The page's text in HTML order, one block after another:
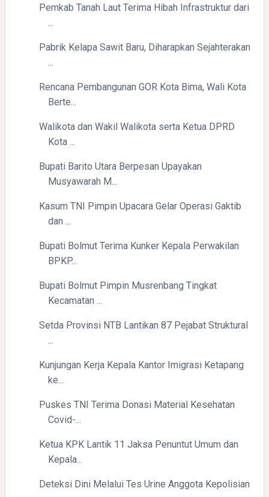
Pemkab Tanah Laut Terima Hibah Infrastruktur dari
Pabrik Kelapa Sawit Baru, Diharapkan Sejahterakan
Rencana Pembangunan GOR Kota Bima, Wali Kota
Berte...
Walikota dan Wakil Walikota serta Ketua DPRD
Kota ...
Bupati Barito Utara Berpesan Upayakan
Musyawarah M...
Kasum TNI Pimpin Upacara Gelar Operasi Gaktib
dan ...
Bupati Bolmut Terima Kunker Kepala Perwakilan
BPKP...
Bupati Bolmut Pimpin Musrenbang Tingkat
Kecamatan ...
Setda Provinsi NTB Lantikan 87 Pejabat Struktural
Kunjungan Kerja Kepala Kantor Imigrasi Ketapang
ke...
Puskes TNI Terima Donasi Material Kesehatan
Covid-...
Ketua KPK Lantik 11 Jaksa Penuntut Umum dan
Kepala...
Deteksi Dini Melalui Tes Urine Anggota Kepolisian